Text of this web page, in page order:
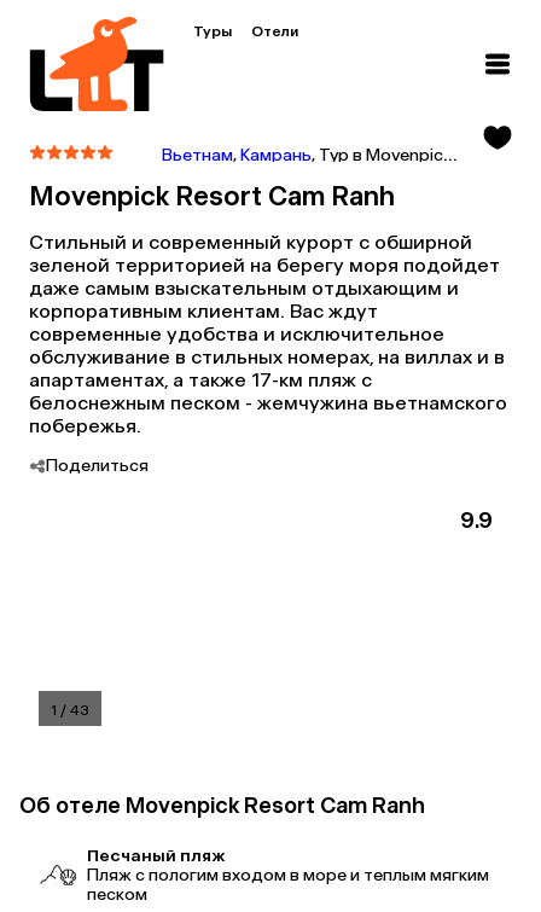
Туры Отели
Вьетнам,Камрань, Тур в Movenpick Resort Cam Ranh
Movenpick Resort Cam Ranh
Стильный и современный курорт с обширной
зеленой территорией на берегу моря подойдет
даже самым взыскательным отдыхающим и
корпоративным клиентам. Вас ждут
современные удобства и исключительное
обслуживание в стильных номерах, на виллах и в
апартаментах, а также 17-км пляж с
белоснежным песком - жемчужина вьетнамского
побережья.
Поделиться
9.9
1 / 43
Об отеле Movenpick Resort Cam Ranh
Песчаный пляж
Пляж с пологим входом в море и теплым мягким
песком